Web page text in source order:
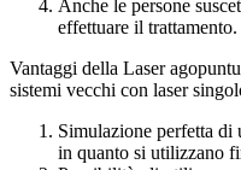
Anche le persone
effettuare il trattamento.
Vantaggi della Laser
sistemi vecchi con laser
Simulazione perfetta di
in quanto si utilizzano